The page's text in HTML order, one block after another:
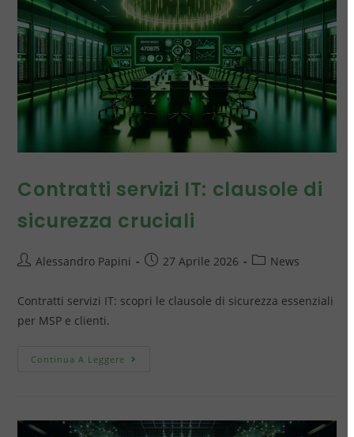
Contratti servizi IT: clausole di
sicurezza cruciali
Alessandro Papini 27 Aprile 2026 News
Contratti servizi IT: scopri le clausole di sicurezza essenziali
per MSP e clienti.
Continua A Leggere